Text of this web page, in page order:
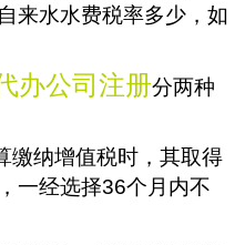
来水水费税率多少，如
办公司注册分两种
缴纳增值税时，其取得
一经选择36个月内不